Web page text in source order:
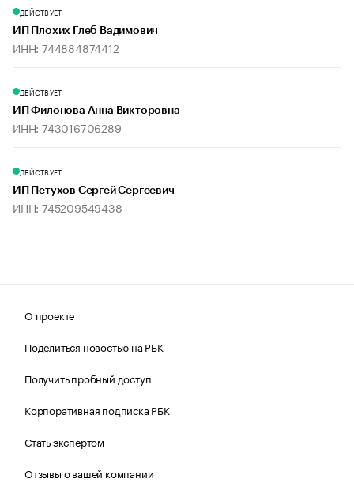
ДЕЙСТВУЕТ
ИП Плохих Глеб Вадимович
ИНН: 744884874412
ДЕЙСТВУЕТ
ИП Филонова Анна Викторовна
ИНН: 743016706289
ДЕЙСТВУЕТ
ИП Петухов Сергей Сергеевич
ИНН: 745209549438
О проекте
Поделиться новостью на РБК
Получить пробный доступ
Корпоративная подписка РБК
Стать экспертом
Отзывы о вашей компании